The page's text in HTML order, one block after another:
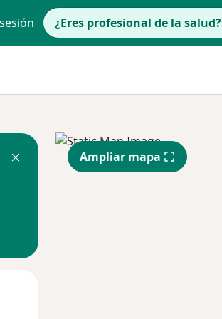
¿Eres profesional de la salud?
Ampliar mapa